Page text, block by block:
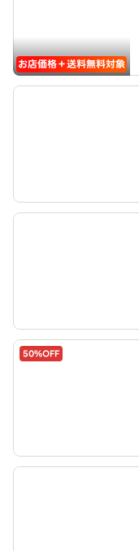
お店価格＋送料無料対象
50%OFF